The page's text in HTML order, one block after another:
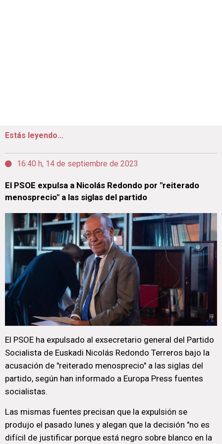
Estás leyendo...
16:40 h, 14 de septiembre de 2023
El PSOE expulsa a Nicolás Redondo por "reiterado
menosprecio" a las siglas del partido
El PSOE ha expulsado al exsecretario general del Partido
Socialista de Euskadi Nicolás Redondo Terreros bajo la
acusación de "reiterado menosprecio" a las siglas del
partido, según han informado a Europa Press fuentes
socialistas.
Las mismas fuentes precisan que la expulsión se
produjo el pasado lunes y alegan que la decisión "no es
difícil de justificar porque está negro sobre blanco en la